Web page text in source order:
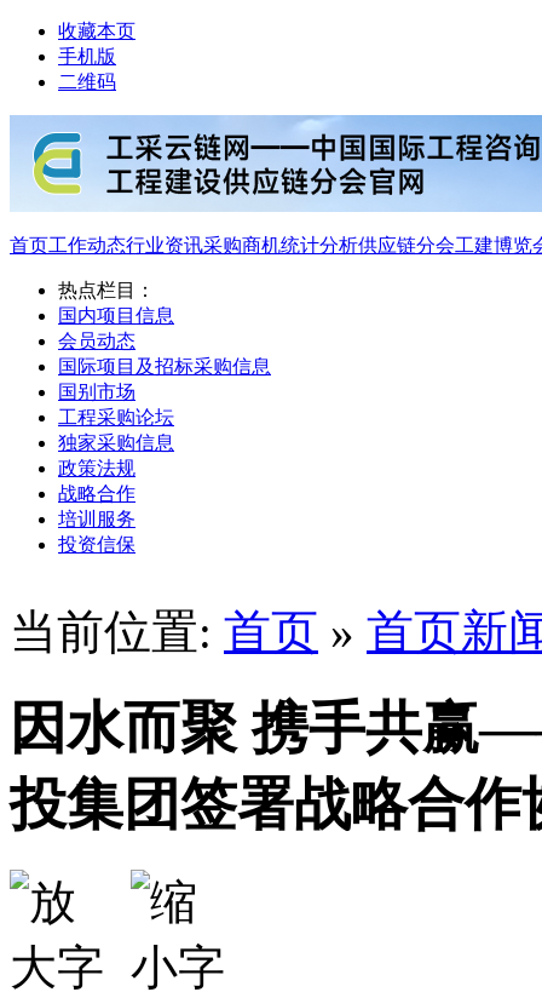
收藏本页
手机版
二维码
首页工作动态行业资讯采购商机统计分析供应链分会工建博览
热点栏目：
国内项目信息
会员动态
国际项目及招标采购信息
国别市场
工程采购论坛
独家采购信息
政策法规
战略合作
培训服务
投资信保
当前位置: 首页 » 首页新
因水而聚 携手共赢
投集团签署战略合作